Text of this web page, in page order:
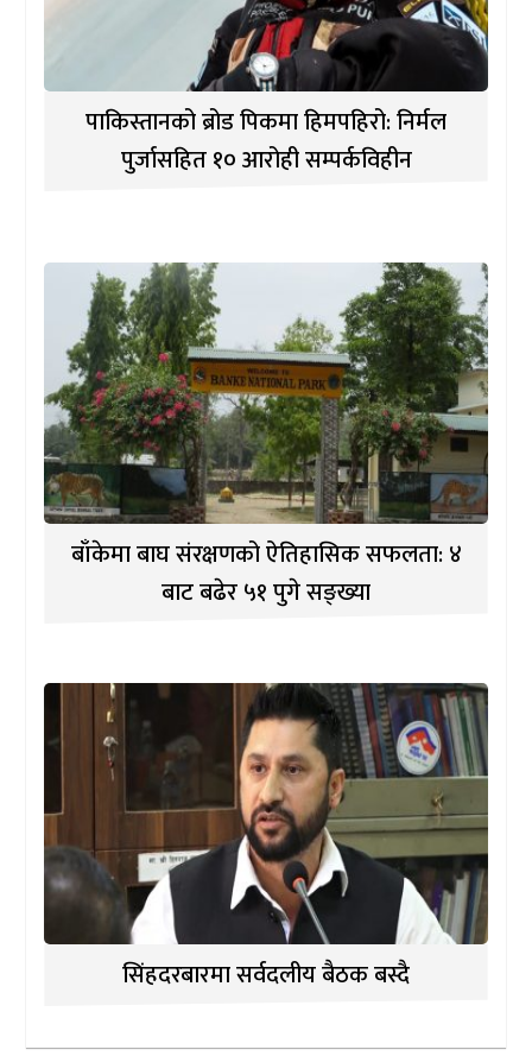
पाकिस्तानको ब्रोड पिकमा हिमपहिरो: निर्मल
पुर्जासहित १० आरोही सम्पर्कविहीन
बाँकेमा बाघ संरक्षणको ऐतिहासिक सफलता: ४
बाट बढेर ५१ पुगे सङ्ख्या
सिंहदरबारमा सर्वदलीय बैठक बस्दै